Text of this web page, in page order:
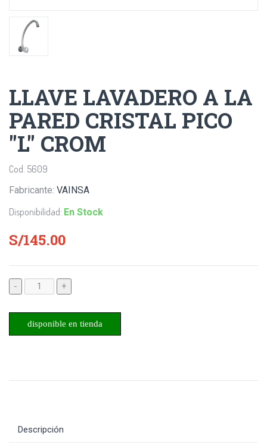
LLAVE LAVADERO A LA
PARED CRISTAL PICO
"L" CROM
Cod. 5609
Fabricante: VAINSA
Disponibilidad: En Stock
S/145.00
- +
disponible en tienda
Descripción